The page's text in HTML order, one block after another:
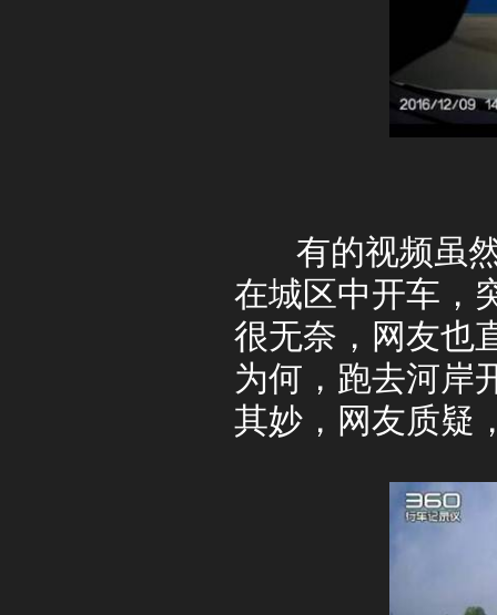
有的视频虽然
在城区中开车，
很无奈，网友也
为何，跑去河岸
其妙，网友质疑